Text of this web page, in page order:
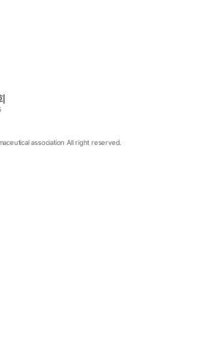
association All right reserved.